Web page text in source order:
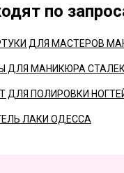
по
ДЛЯ МАСТЕРОВ
ДЛЯ МАНИКЮРА
ДЛЯ ПОЛИРОВКИ
ЛАКИ ОДЕССА